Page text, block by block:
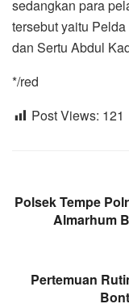
sedangkan para
tersebut yaitu
dan Sertu Abdul
*/red
Post Views: 121
Polsek Tempe
Almarhum
Pertemuan